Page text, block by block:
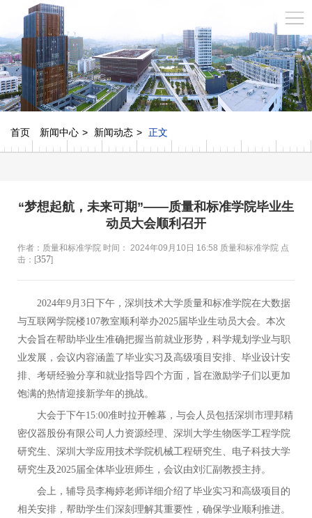
首页 新闻中心 新闻动态 正文
“梦想起航，未来可期”——质量和标准学院毕业生
动员大会顺利召开
作者：质量和标准学院 时间： 2024年09月10日 16:58 质量和标准学院 点
击：[357]
2024年9月3日下午，深圳技术大学质量和标准学院在大数据
与互联网学院楼107教室顺利举办2025届毕业生动员大会。本次
大会旨在帮助毕业生准确把握当前就业形势，科学规划学业与职
业发展，会议内容涵盖了毕业实习及高级项目安排、毕业设计安
排、考研经验分享和就业指导四个方面，旨在激励学子们以更加
饱满的热情迎接新学年的挑战。
大会于下午15:00准时拉开帷幕，与会人员包括深圳市理邦精
密仪器股份有限公司人力资源经理、 深圳大学生物医学工程学院
研究生、 深圳大学应用技术学院机械工程研究生、电子科技大学
研究生及2025届全体毕业班师生，会议由刘汇副教授主持。
会上，辅导员李梅婷老师详细介绍了毕业实习和高级项目的
相关安排，帮助学生们深刻理解其重要性，确保学业顺利推进。